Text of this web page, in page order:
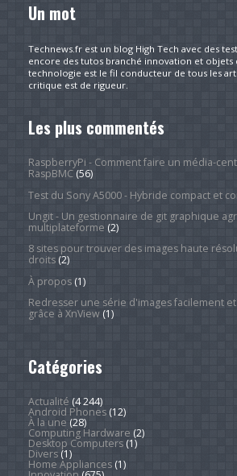
Un mot
Technews.fr est un blog High Tech avec des
encore des tutos branché innovation et objets
technologie est le fil conducteur de tous les
critique est de rigueur.
Les plus commentés
RaspberryPi - Comment faire un média-
RaspBMC(56)
Test du Sony A5000 - Hybride compact et
Ungit - Un gestionnaire de git graphique
multiplateforme (2)
8 sites pour trouver des images haute
droits(2)
À propos(1)
Redresser une série d'images facilement
grâce à XnView(1)
Catégories
Actualité (4 244)
Android Phones(12)
À la une (28)
Computing Hardware (2)
Desktop Computers(1)
Divers(1)
Home Appliances(1)